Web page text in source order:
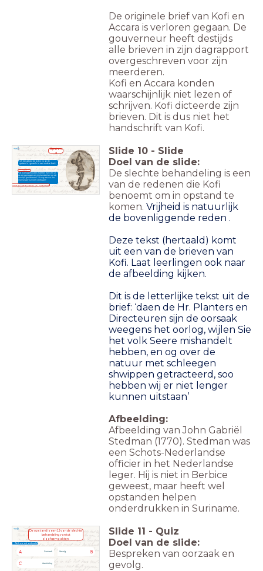
De originele brief van Kofi en
Accara is verloren gegaan. De
gouverneur heeft destijds
alle brieven in zijn dagrapport
overgeschreven voor zijn
meerderen.
Kofi en Accara konden
waarschijnlijk niet lezen of
schrijven. Kofi dicteerde zijn
brieven. Dit is dus niet het
handschrift van Kofi.
'De plantagehouders hebben het volk al
te erg geslagen en mishandeld en op de
zweep "getrakteerd". Zo erg dat we het
niet langer kunnen verdragen.'
Opstan
d
Brief van Kofi aan gouverneur Van Hoogenheim
Kofi benadrukt de reden voor de
opstand nogmaals in een andere brief:
2 augustus
1763
Slide 10 - Slide
Doel van de slide:
De slechte behandeling is een
van de redenen die Kofi
benoemt om in opstand te
komen. Vrijheid is natuurlijk
de bovenliggende reden .
Deze tekst (hertaald) komt
uit een van de brieven van
Kofi. Laat leerlingen ook naar
de afbeelding kijken.
Dit is de letterlijke tekst uit de
brief: ‘daen de Hr. Planters en
Directeuren sijn de oorsaak
weegens het oorlog, wijlen Sie
het volk Seere mishandelt
hebben, en og over de
natuur met schleegen
shwippen getracteerd, soo
hebben wij er niet lenger
kunnen uitstaan’
Afbeelding:
Afbeelding van John Gabriël
Stedman (1770). Stedman was
een Schots-Nederlandse
officier in het Nederlandse
leger. Hij is niet in Berbice
geweest, maar heeft wel
opstanden helpen
onderdrukken in Suriname.
De religieuze problemen worden vooruit geschoven.
De religieuze problemen worden vooruit geschoven.
De opstand is een [...] van de slechte
behandeling van tot
slaafgemaakten.
Wij Vrouwen Eisen
Welk woord ontbreekt?
A Oorzaak B
Gevolg
C Aanleiding
Slide 11 - Quiz
Doel van de slide:
Bespreken van oorzaak en
gevolg.